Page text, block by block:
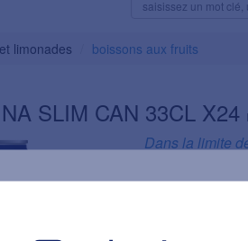
limonades boissons aux fruits
SLIM CAN 33CL X24
Dans la limite
Informations